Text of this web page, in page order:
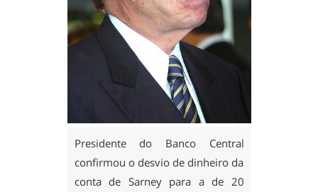
Presidente do Banco Central
confirmou o desvio de dinheiro da
conta de Sarney para a de 20